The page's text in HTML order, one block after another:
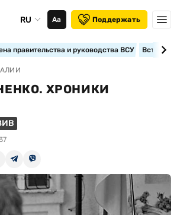
RU Аа Поддержать
правительства и руководства ВСУ
ХРОНИКИ